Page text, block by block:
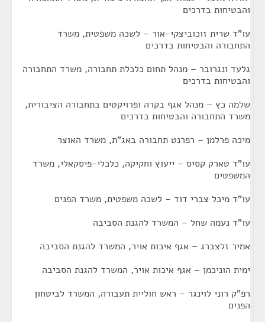
והבטיחות בדרכים
עו"ד שרית זוכוביצקי-אור – לשכה משפטית, משרד
התחבורה והבטיחות בדרכים
גלעד ונגרובר – מנהל תחום כלכלת תחבורה, משרד התחבורה
והבטיחות בדרכים
שלמה כץ – מנהל אגף בקרה ופרויקטים בתחבורה הציבורית,
משרד התחבורה והבטיחות בדרכים
מיכה פרלמן – רפרנט תחבורה באג"ת, משרד האוצר
עו"ד טארק קסיס – ייעוץ וחקיקה, כלכלי-פיסקאלי, משרד
המשפטים
עו"ד מיכל צברי דוד – לשכה משפטית, משרד הפנים
עו"ד נעמה שחל – המשרד להגנת הסביבה
אמיר זלצברג – אגף איכות אויר, המשרד להגנת הסביבה
ימית הוניכמן – אגף איכות אויר, המשרד להגנת הסביבה
רפ"ק רוני לוינגר – ראש חוליית תעבורה, המשרד לביטחון
הפנים